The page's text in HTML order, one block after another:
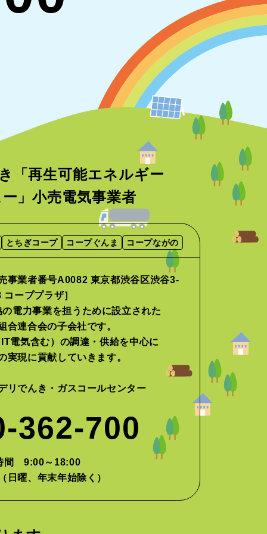
「再生可能エネルギー
」小売電気事業者
とちぎコープ コープぐんま コープながの
事業者番号A0082 東京都渋谷区渋谷3-
コーププラザ］
の電力事業を担うために設立された
合連合会の子会社です。
電気含む）の調達・供給を中心に
実現に貢献していきます。
リでんき・ガスコールセンター
362-700
間 9:00～18:00
日曜、年末年始除く）